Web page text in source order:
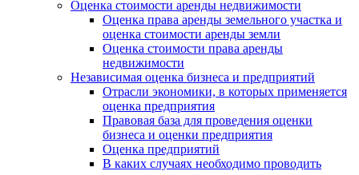
Оценка стоимости аренды недвижимости
Оценка права аренды земельного участка и
оценка стоимости аренды земли
Оценка стоимости права аренды
недвижимости
Независимая оценка бизнеса и предприятий
Отрасли экономики, в которых применяется
оценка предприятия
Правовая база для проведения оценки
бизнеса и оценки предприятия
Оценка предприятий
В каких случаях необходимо проводить